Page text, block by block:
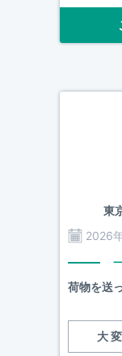
東
2026
荷物を送
大